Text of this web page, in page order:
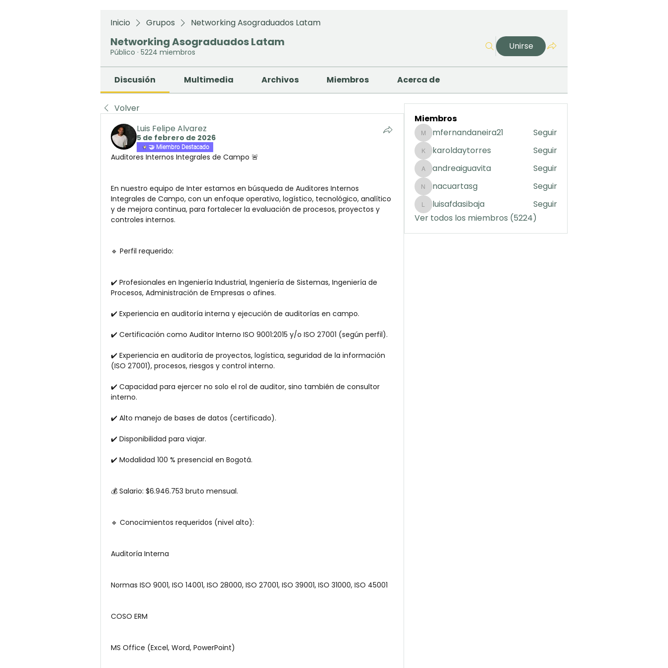
Inicio Grupos Networking Asograduados Latam
Networking Asograduados Latam
Público · 5224 miembros
Unirse
Discusión Multimedia Archivos Miembros Acerca de
Volver
Luis Felipe Alvarez
5 de febrero de 2026
🤝 Miembro Destacado
Auditores Internos Integrales de Campo 🚨
En nuestro equipo de Inter estamos en búsqueda de Auditores Internos
Integrales de Campo, con un enfoque operativo, logístico, tecnológico, analítico
y de mejora continua, para fortalecer la evaluación de procesos, proyectos y
controles internos.
🔹 Perfil requerido:
✔️ Profesionales en Ingeniería Industrial, Ingeniería de Sistemas, Ingeniería de
Procesos, Administración de Empresas o afines.
✔️ Experiencia en auditoría interna y ejecución de auditorías en campo.
✔️ Certificación como Auditor Interno ISO 9001:2015 y/o ISO 27001 (según perfil).
✔️ Experiencia en auditoría de proyectos, logística, seguridad de la información
(ISO 27001), procesos, riesgos y control interno.
✔️ Capacidad para ejercer no solo el rol de auditor, sino también de consultor
interno.
✔️ Alto manejo de bases de datos (certificado).
✔️ Disponibilidad para viajar.
✔️ Modalidad 100 % presencial en Bogotá.
💰 Salario: $6.946.753 bruto mensual.
🔹 Conocimientos requeridos (nivel alto):
Auditoría Interna
Normas ISO 9001, ISO 14001, ISO 28000, ISO 27001, ISO 39001, ISO 31000, ISO 45001
COSO ERM
MS Office (Excel, Word, PowerPoint)
Miembros
mfernandaneira21
mfernandaneira21 Seguir
karoldaytorres
karoldaytorres Seguir
andreaiguavita
andreaiguavita Seguir
nacuartasg
nacuartasg Seguir
luisafdasibaja
luisafdasibaja
Seguir
Ver todos los miembros (5224)